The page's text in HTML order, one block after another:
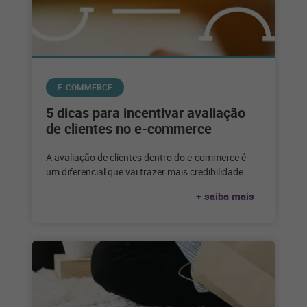
E-COMMERCE
5 dicas para incentivar avaliação
de clientes no e-commerce
A avaliação de clientes dentro do e-commerce é
um diferencial que vai trazer mais credibilidade
+ saiba mais